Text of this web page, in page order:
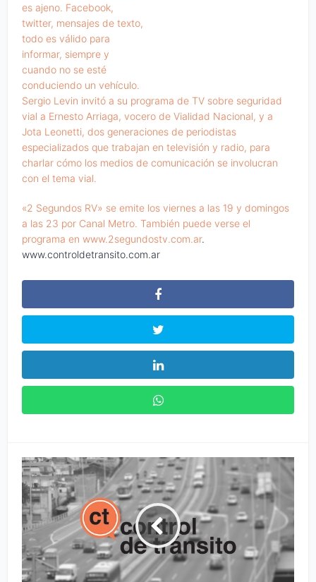
es ajeno. Facebook,
twitter, mensajes de texto,
todo es válido para
informar, siempre y
cuando no se esté
conduciendo un vehículo.
Sergio Levin invitó a su programa de TV sobre seguridad
vial a Ernesto Arriaga, vocero de Vialidad Nacional, y a
Jota Leonetti, dos generaciones de periodistas
especializados que trabajan en televisión y radio, para
charlar cómo los medios de comunicación se involucran
con el tema vial.
«2 Segundos RV» se emite los viernes a las 19 y domingos
a las 23 por Canal Metro. También puede verse el
programa enwww.2segundostv.com.ar.
www.controldetransito.com.ar